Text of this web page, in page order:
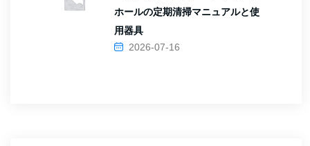
ホールの定期清掃マニュアルと使
用器具
2026-07-16